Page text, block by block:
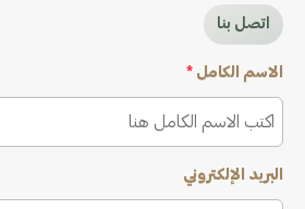
اتصل بنا
الاسم الكامل *
البريد الإلكتروني